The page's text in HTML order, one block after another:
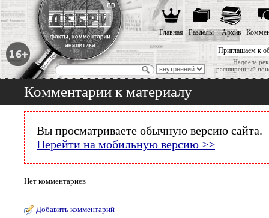
Приглашаем к
Надоела
расширенный
Главная Разделы Архив
Комментарии к материалу
Вы просматриваете обычную версию сайта.
Перейти на мобильную версию >>
Нет комментариев
Добавить комментарий